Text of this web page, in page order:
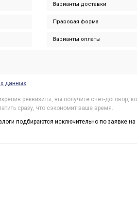
данных
реквизиты, вы получите счет-договор,
сразу, что сэкономит ваше время.
подбираются исключительно по заявке на